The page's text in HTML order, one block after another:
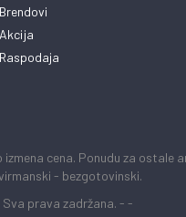
Brendovi
Akcija
Raspodaja
cena. Ponudu za
- bezgotovinski.
prava zadržana. - -